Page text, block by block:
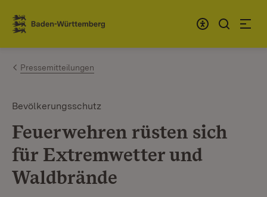
Zum Inhalt springen
Link zur Startseite
Pressemitteilungen
Bevölkerungsschutz
Feuerwehren rüsten sich
für Extremwetter und
Waldbrände